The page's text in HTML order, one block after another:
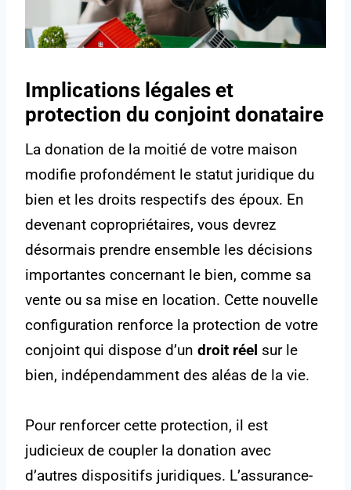
Implications légales et
protection du conjoint donataire
La donation de la moitié de votre maison
modifie profondément le statut juridique du
bien et les droits respectifs des époux. En
devenant copropriétaires, vous devrez
désormais prendre ensemble les décisions
importantes concernant le bien, comme sa
vente ou sa mise en location. Cette nouvelle
configuration renforce la protection de votre
conjoint qui dispose d’un droit réel sur le
bien, indépendamment des aléas de la vie.
Pour renforcer cette protection, il est
judicieux de coupler la donation avec
d’autres dispositifs juridiques. L’assurance-